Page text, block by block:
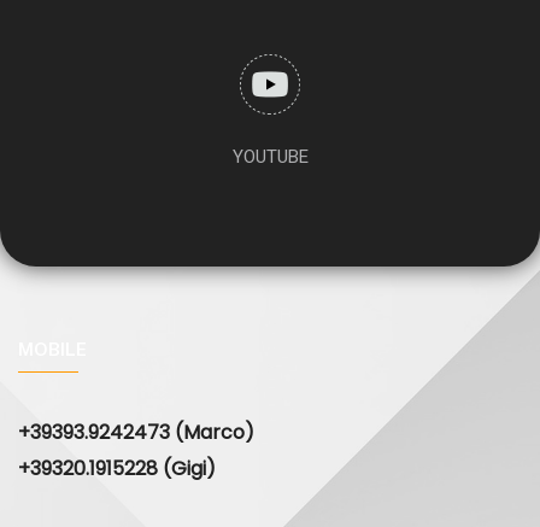
YOUTUBE
+39393.9242473 (Marco)
+39320.1915228 (Gigi)